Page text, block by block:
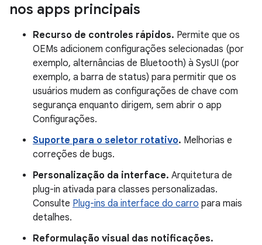
nos apps principais
Recurso de controles rápidos. Permite que os
OEMs adicionem configurações selecionadas (por
exemplo, alternâncias de Bluetooth) à SysUI (por
exemplo, a barra de status) para permitir que os
usuários mudem as configurações de chave com
segurança enquanto dirigem, sem abrir o app
Configurações.
Suporte para o seletor rotativo. Melhorias e
correções de bugs.
Personalização da interface. Arquitetura de
plug-in ativada para classes personalizadas.
Consulte Plug-ins da interface do carro para mais
detalhes.
Reformulação visual das notificações.